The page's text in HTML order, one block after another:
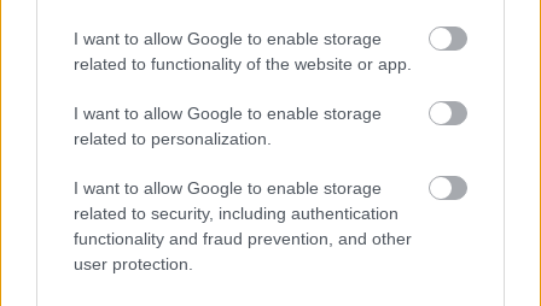
I want to allow Google to enable storage
related to functionality of the website or app.
I want to allow Google to enable storage
related to personalization.
I want to allow Google to enable storage
related to security, including authentication
functionality and fraud prevention, and other
user protection.